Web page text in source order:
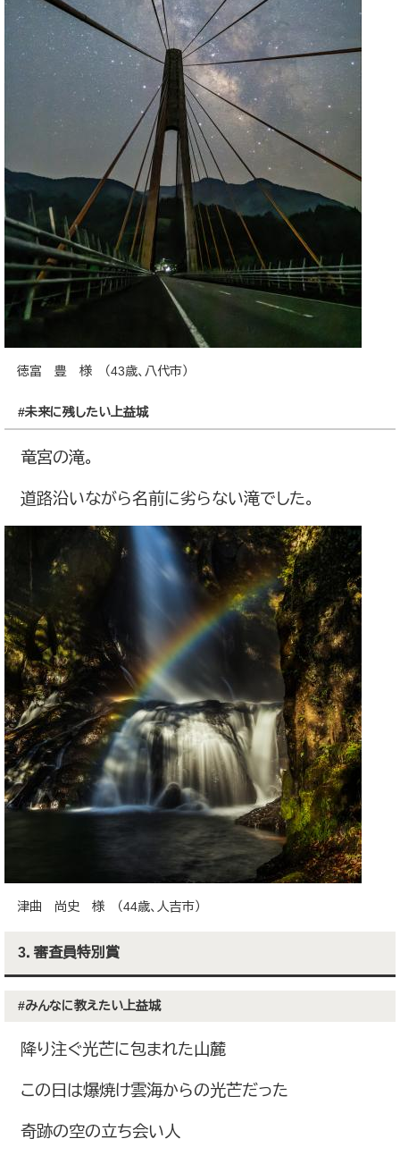
徳富 豊 様 （43歳、八代市）
#未来に残したい上益城
竜宮の滝。
道路沿いながら名前に劣らない滝でした。
津曲 尚史 様 （44歳、人吉市）
3．審査員特別賞
#みんなに教えたい上益城
降り注ぐ光芒に包まれた山麓
この日は爆焼け雲海からの光芒だった
奇跡の空の立ち会い人